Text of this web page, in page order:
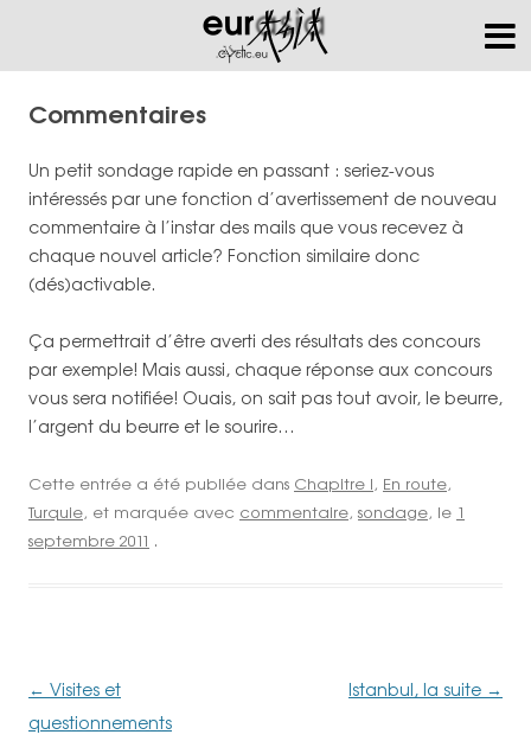
Commentaires
Un petit sondage rapide en passant : seriez-vous
intéressés par une fonction d’avertissement de nouveau
commentaire à l’instar des mails que vous recevez à
chaque nouvel article? Fonction similaire donc
(dés)activable.
Ça permettrait d’être averti des résultats des concours
par exemple! Mais aussi, chaque réponse aux concours
vous sera notifiée! Ouais, on sait pas tout avoir, le beurre,
l’argent du beurre et le sourire…
Cette entrée a été publiée dans Chapitre I, En route,
Turquie, et marquée avec commentaire, sondage, le 1
septembre 2011 .
Navigation
des
← Visites et
questionnements
Istanbul, la suite →